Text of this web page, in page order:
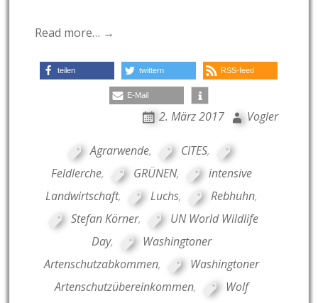
Read more… →
teilen twittern RSS-feed
E-Mail
2. März 2017 Vogler
Agrarwende, CITES,
Feldlerche, GRÜNEN,
intensive
Landwirtschaft, Luchs, Rebhuhn,
Stefan Körner,
UN World Wildlife
Day,
Washingtoner
Artenschutzabkommen,
Washingtoner
Artenschutzübereinkommen, Wolf